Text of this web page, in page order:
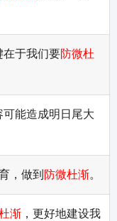
在于我们要防微杜
可能造成明日尾大
，做到 防微杜渐。
渐 ，更好地建设我